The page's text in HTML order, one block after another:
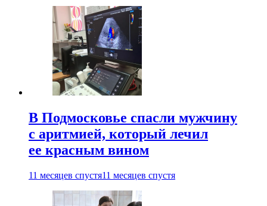
В Подмосковье спасли мужчину
с аритмией, который лечил
ее красным вином
11 месяцев спустя11 месяцев спустя